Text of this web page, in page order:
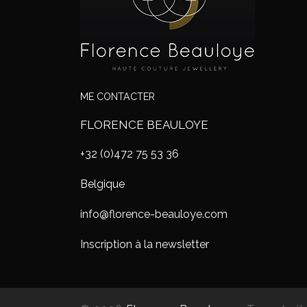
ME CONTACTER
FLORENCE BEAULOYE
+32 (0)472 75 53 36
Belgique
info@florence-beauloye.com
Inscription à la newsletter